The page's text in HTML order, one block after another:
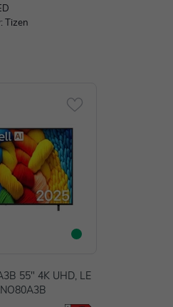
Tizen
55" 4K UHD, LE